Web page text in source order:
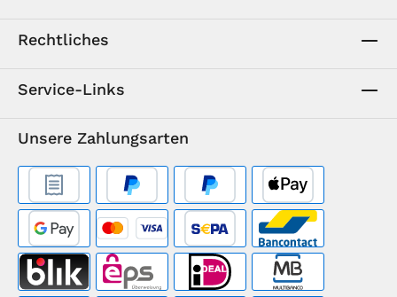
Rechtliches
Service-Links
Unsere Zahlungsarten